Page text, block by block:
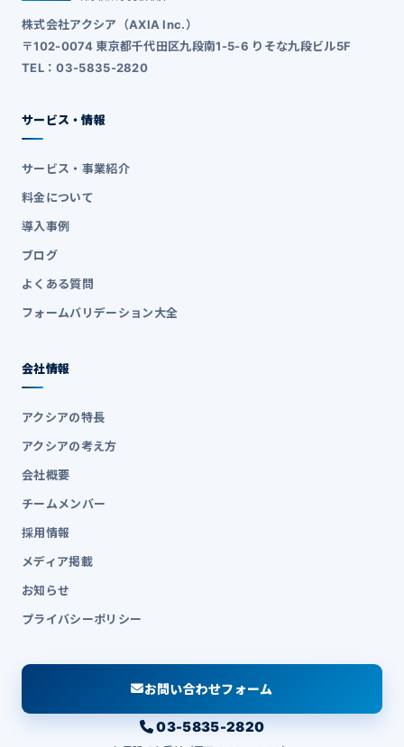
株式会社アクシア（AXIA Inc.）
〒102-0074 東京都千代田区九段南1-5-6 りそな九段ビル5F
TEL：03-5835-2820
サービス・情報
サービス・事業紹介
料金について
導入事例
ブログ
よくある質問
フォームバリデーション大全
会社情報
アクシアの特長
アクシアの考え方
会社概要
チームメンバー
採用情報
メディア掲載
お知らせ
プライバシーポリシー
お問い合わせフォーム
03-5835-2820